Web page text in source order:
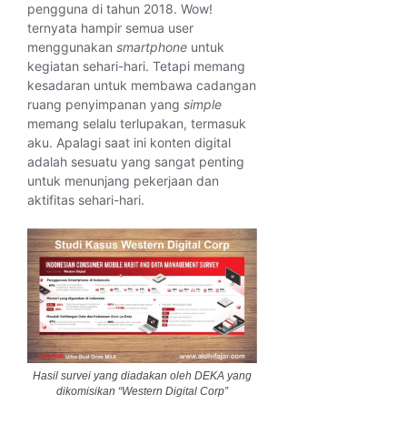
pengguna di tahun 2018. Wow!
ternyata hampir semua user
menggunakan smartphone untuk
kegiatan sehari-hari. Tetapi memang
kesadaran untuk membawa cadangan
ruang penyimpanan yang simple
memang selalu terlupakan, termasuk
aku. Apalagi saat ini konten digital
adalah sesuatu yang sangat penting
untuk menunjang pekerjaan dan
aktifitas sehari-hari.
Hasil survei yang diadakan oleh DEKA yang
dikomisikan “Western Digital Corp”